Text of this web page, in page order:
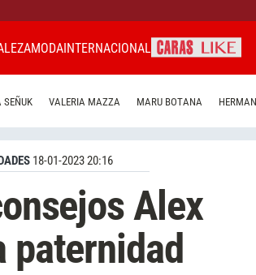
MODAINTERNACIONAL
SEÑUK VALERIA MAZZA MARU BOTANA
18-01-2023 20:16
Alex
paternidad